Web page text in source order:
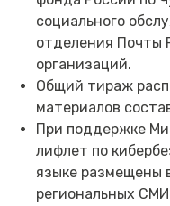
социального
отделения Почты
организаций.
Общий тираж
материалов
При поддержке
лифлет по
языке размещены
региональных